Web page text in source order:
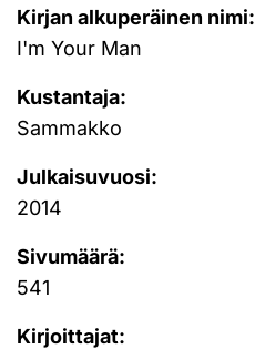
Kirjan alkuperäinen nimi:
I'm Your Man
Kustantaja:
Sammakko
Julkaisuvuosi:
2014
Sivumäärä:
541
Kirjoittajat: